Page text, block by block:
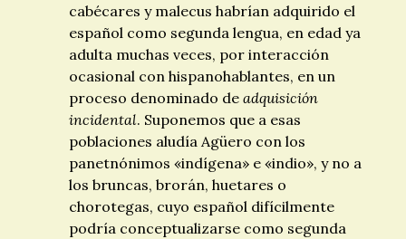
cabécares y malecus habrían adquirido el
español como segunda lengua, en edad ya
adulta muchas veces, por interacción
ocasional con hispanohablantes, en un
proceso denominado de adquisición
incidental. Suponemos que a esas
poblaciones aludía Agüero con los
panetnónimos «indígena» e «indio», y no a
los bruncas, brorán, huetares o
chorotegas, cuyo español difícilmente
podría conceptualizarse como segunda